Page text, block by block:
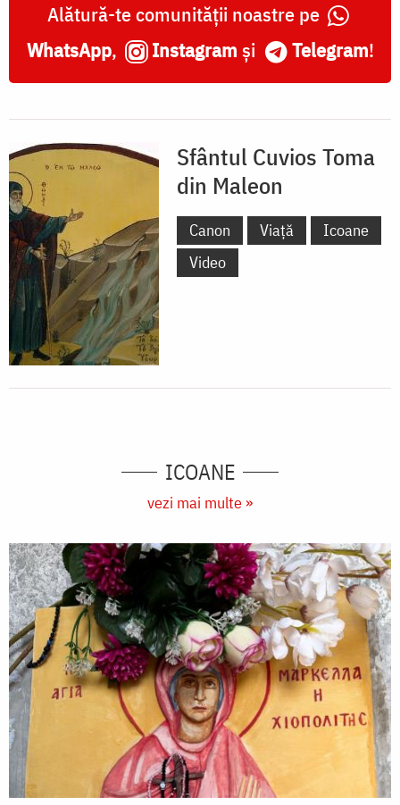
Alătură-te comunității noastre pe
WhatsApp, Instagram și Telegram!
Sfântul Cuvios Toma
din Maleon
Canon Viață
Icoane
Video
ICOANE
vezi mai multe »